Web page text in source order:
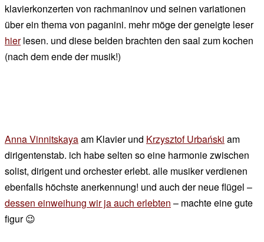
klavierkonzerten von rachmaninov und seinen variationen
über ein thema von paganini. mehr möge der geneigte leser
hierlesen. und diese beiden brachten den saal zum kochen
(nach dem ende der musik!)
Anna Vinnitskayaam Klavier und Krzysztof Urbański am
dirigentenstab. ich habe selten so eine harmonie zwischen
solist, dirigent und orchester erlebt. alle musiker verdienen
ebenfalls höchste anerkennung! und auch der neue flügel –
dessen einweihung wir ja auch erlebten – machte eine gute
figur 😉